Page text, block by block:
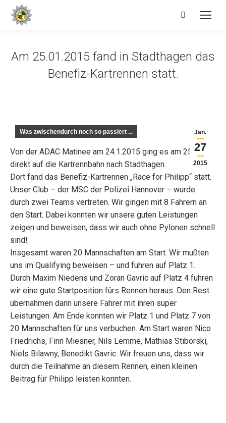
Search:
Am 25.01.2015 fand in Stadthagen das
Benefiz-Kartrennen statt.
Jan.
27
2015
Was zwischendurch noch so passiert ...
Von der ADAC Matinee am 24.1.2015 ging es am 25.1.15
direkt auf die Kartrennbahn nach Stadthagen.
Dort fand das Benefiz-Kartrennen „Race for Philipp“ statt.
Unser Club – der MSC der Polizei Hannover – wurde
durch zwei Teams vertreten. Wir gingen mit 8 Fahrern an
den Start. Dabei konnten wir unsere guten Leistungen
zeigen und beweisen, dass wir auch ohne Pylonen schnell
sind!
Insgesamt waren 20 Mannschaften am Start. Wir mußten
uns im Qualifying beweisen – und fuhren auf Platz 1.
Durch Maxim Niedens und Zoran Gavric auf Platz 4 fuhren
wir eine gute Startposition fürs Rennen heraus. Den Rest
übernahmen dann unsere Fahrer mit ihren super
Leistungen. Am Ende konnten wir Platz 1 und Platz 7 von
20 Mannschaften für uns verbuchen. Am Start waren Nico
Friedrichs, Finn Miesner, Nils Lemme, Mathias Stiborski,
Niels Bilawny, Benedikt Gavric. Wir freuen uns, dass wir
durch die Teilnahme an diesem Rennen, einen kleinen
Beitrag für Philipp leisten konnten.